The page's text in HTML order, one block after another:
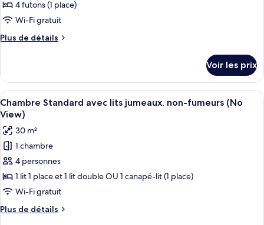
ce
type
chambre :
non-
fumeurs
(Japanese
Style,
No
View)
4 futons (1 place)
Wi-Fi gratuit
Plus de détails
Plus
le
type
de
chambre
Chambre
Tradition,
non-
fumeurs
(Japanese
Style,
View)
Voir les prix
Afficher
toutes
les
photos
pour
ce
type
de
chambre :
Chambre
Rideaux occultants, fer et planche à
36
Chambre Standard avec lits jumeaux, non-fumeurs (No
View)
30 m²
1 chambre
4 personnes
1 lit 1 place et 1 lit double OU 1 canapé-lit (1 place)
Wi-Fi gratuit
Plus de détails
Plus